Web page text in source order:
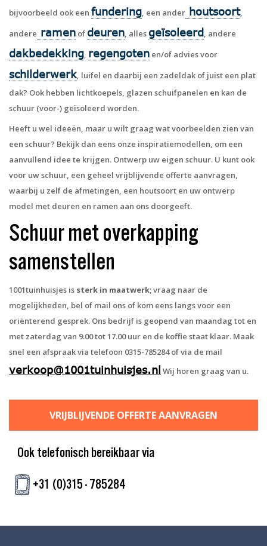
bijvoorbeeld ook een fundering , een ander houtsoort,
andere ramen of deuren , alles geïsoleerd , andere
dakbedekking regengoten en/of advies voor
schilderwerk , luifel en daarbij een zadeldak of juist een plat
dak? Ook hebben lichtkoepels, glazen schuifpanelen en kan de
schuur (voor-) geïsoleerd worden.
Heeft u wel ideeën, maar u wilt graag wat voorbeelden zien van
een schuur? Bekijk dan eens onze inspiratiemodellen, om een
aanvullend idee te krijgen. Ontwerp uw eigen schuur. U kunt ook
voor uw schuur, een geheel vrijblijvende offerte aanvragen,
waarbij u zelf de afmetingen, een houtsoort en uw ontwerp
model met deuren en ramen aan ons doorgeeft.
Schuur met overkapping
samenstellen
1001tuinhuisjes is sterk in maatwerk; vraag naar de
mogelijkheden, bel of mail ons of kom eens langs voor een
oriënterend gesprek. Ons bedrijf is geopend van maandag tot en
met zaterdag van 9.00 tot 17.00 uur en de koffie staat klaar. Maak
snel een afspraak via telefoon 0315-785284 of via de mail
verkoop@1001tuinhuisjes.nl Wij horen graag van u.
VRIJBLIJVENDE OFFERTE AANVRAGEN
Ook telefonisch bereikbaar via
+31 (0)315 - 785284